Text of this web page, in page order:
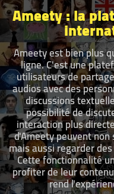
Ameety : la
Ameety est bien plus
ligne. C'est une
utilisateurs de
audios avec des
discussions
possibilité de
interaction plus
d'Ameety peuvent
mais aussi regarder
Cette fonctionnalité
profiter de leur
rend